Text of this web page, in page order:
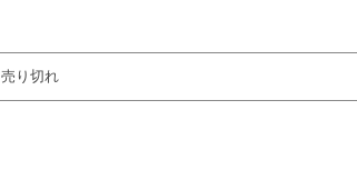
売り切れ